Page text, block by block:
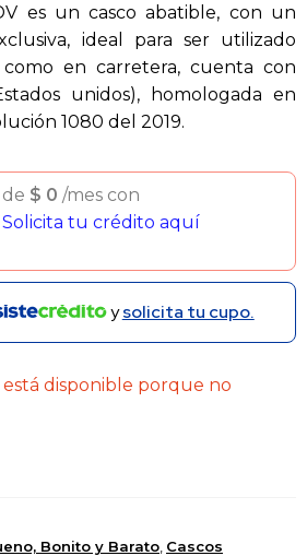
es un casco abatible, con un
ideal para ser utilizado
en carretera, cuenta con
unidos), homologada en
1080 del 2019.
$ 0 /mes con
Solicita tu crédito aquí
ysolicita tu cupo.
disponible porque no
Bonito y Barato Cascos